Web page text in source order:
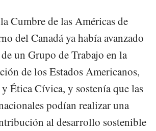
Cumbre de las Américas de
del Canadá ya había avanzado
un Grupo de Trabajo en la
de los Estados Americanos,
Ética Cívica, y sostenía que las
podían realizar una
al desarrollo sostenible